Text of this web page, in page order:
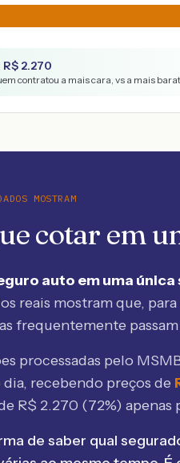
R$ 2.270
contratou a mais cara, vs a mais
MOSTRAM
cotar em
auto em uma
reais mostram que,
frequentemente passam
processadas pelo
dia, recebendo preços de
R$ 2.270 (72%) apenas
de saber qual